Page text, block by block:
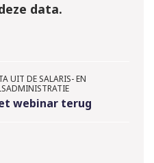
data.
UIT DE SALARIS- EN
webinar terug